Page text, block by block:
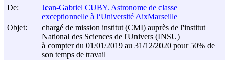
De:
Jean-Gabriel CUBY. Astronome de classe
exceptionnelle à l‘Université AixMarseille
Objet:
chargé de mission institut (CMI) auprès de l'institut
National des Sciences de l'Univers (INSU)
à compter du 01/01/2019 au 31/12/2020 pour 50% de
son temps de travail